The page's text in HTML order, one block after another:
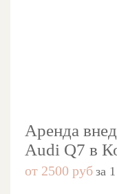
Аренда
Audi Q7 в
от 2500 руб за